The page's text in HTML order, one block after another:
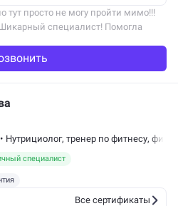
тут просто не могу пройти мимо!!!
специалист! Помогла
• Нутрициолог, тренер по фитнесу,
специалист
Все сертификаты